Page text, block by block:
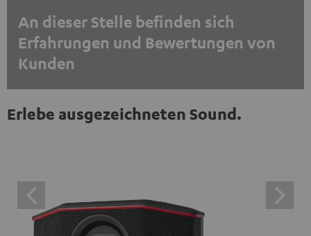
An dieser Stelle befinden sich
Erfahrungen und Bewertungen von
Kunden
EINMALIG ZUSTIMMEN UND ANZEIGEN
werden. Mit dem Anklicken des Inhalts wird zugestimmt,
dass externe Inhalte angezeigt werden. Dabei können
Erlebe ausgezeichneten Sound.